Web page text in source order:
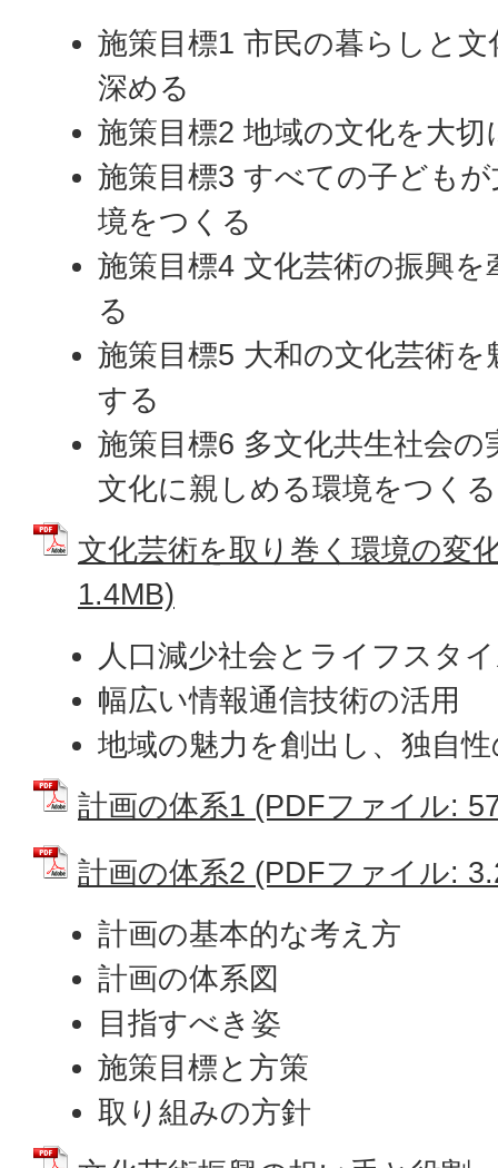
施策目標1 市民の暮らしと
深める
施策目標2 地域の文化を大
施策目標3 すべての子ども
境をつくる
施策目標4 文化芸術の振興
る
施策目標5 大和の文化芸術
する
施策目標6 多文化共生社会
文化に親しめる環境をつくる
文化芸術を取り巻く環境の変
1.4MB)
人口減少社会とライフスタ
幅広い情報通信技術の活用
地域の魅力を創出し、独自
計画の体系1 (PDFファイル:
計画の体系2 (PDFファイル:
計画の基本的な考え方
計画の体系図
目指すべき姿
施策目標と方策
取り組みの方針